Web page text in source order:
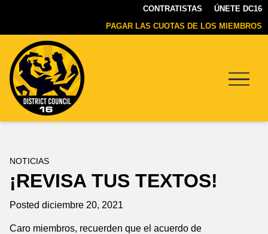
CONTRATISTAS
ÚNETE DC16
PAGAR LAS CUOTAS DE LOS MIEMBROS
NOTICIAS
¡REVISA TUS TEXTOS!
Posted diciembre 20, 2021
Caro miembros, recuerden que el acuerdo de